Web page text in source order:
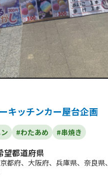
キッチンカー屋台企画
#わたあめ #串焼き
望都道府県
京都府、 大阪府、 兵庫県、 奈良県、